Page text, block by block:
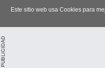
Este sitio web usa Cookies para